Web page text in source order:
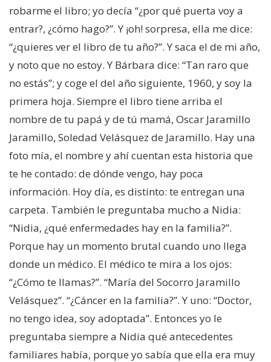
robarme el libro; yo decía “¿por qué puerta voy a
entrar?, ¿cómo hago?”. Y ¡oh! sorpresa, ella me dice:
“¿quieres ver el libro de tu año?”. Y saca el de mi año,
y noto que no estoy. Y Bárbara dice: “Tan raro que
no estás”; y coge el del año siguiente, 1960, y soy la
primera hoja. Siempre el libro tiene arriba el
nombre de tu papá y de tú mamá, Oscar Jaramillo
Jaramillo, Soledad Velásquez de Jaramillo. Hay una
foto mía, el nombre y ahí cuentan esta historia que
te he contado: de dónde vengo, hay poca
información. Hoy día, es distinto: te entregan una
carpeta. También le preguntaba mucho a Nidia:
“Nidia, ¿qué enfermedades hay en la familia?”.
Porque hay un momento brutal cuando uno llega
donde un médico. El médico te mira a los ojos:
“¿Cómo te llamas?”. “María del Socorro Jaramillo
Velásquez”. “¿Cáncer en la familia?”. Y uno: “Doctor,
no tengo idea, soy adoptada”. Entonces yo le
preguntaba siempre a Nidia qué antecedentes
familiares había, porque yo sabía que ella era muy